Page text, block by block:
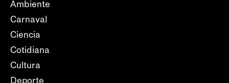
Ambiente
Carnaval
Ciencia
Cotidiana
Cultura
Deporte